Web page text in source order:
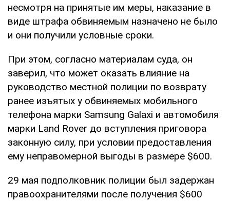
несмотря на принятые им меры, наказание в
виде штрафа обвиняемым назначено не было
и они получили условные сроки.
При этом, согласно материалам суда, он
заверил, что может оказать влияние на
руководство местной полиции по возврату
ранее изъятых у обвиняемых мобильного
телефона марки Samsung Galaxi и автомобиля
марки Land Rover до вступления приговора
законную силу, при условии предоставления
ему неправомерной выгоды в размере $600.
29 мая подполковник полиции был задержан
правоохранителями после получения $600